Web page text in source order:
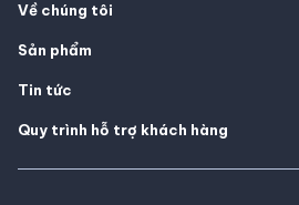
Về chúng tôi
Sản phẩm
Tin tức
Quy trình hỗ trợ khách hàng